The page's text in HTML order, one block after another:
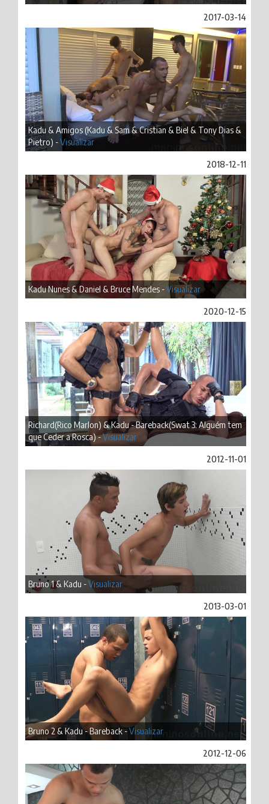
2017-03-14
Kadu & Amigos (Kadu & Sam & Cristian & Biel & Tony Dias &
Pietro) -Visualizar
2018-12-11
Kadu Nunes & Daniel & Bruce Mendes -Visualizar
2020-12-15
Richard(Rico Marlon) & Kadu - Bareback(Swat 3: Alguém tem
que Ceder a Rosca) -Visualizar
2012-11-01
Bruno 1 & Kadu -Visualizar
2013-03-01
Bruno 2 & Kadu - Bareback -Visualizar
2012-12-06